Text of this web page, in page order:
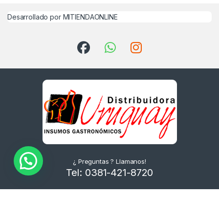
Desarrollado por MITIENDAONLINE
¿ Preguntas ? Llamanos!
Tel: 0381-421-8720